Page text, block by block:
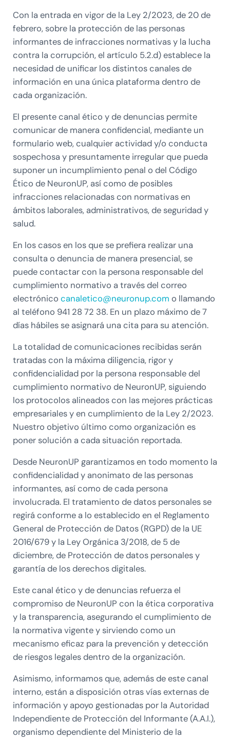
Con la entrada en vigor de la Ley 2/2023, de 20 de
febrero, sobre la protección de las personas
informantes de infracciones normativas y la lucha
contra la corrupción, el artículo 5.2.d) establece la
necesidad de unificar los distintos canales de
información en una única plataforma dentro de
cada organización.
El presente canal ético y de denuncias permite
comunicar de manera confidencial, mediante un
formulario web, cualquier actividad y/o conducta
sospechosa y presuntamente irregular que pueda
suponer un incumplimiento penal o del Código
Ético de NeuronUP, así como de posibles
infracciones relacionadas con normativas en
ámbitos laborales, administrativos, de seguridad y
salud.
En los casos en los que se prefiera realizar una
consulta o denuncia de manera presencial, se
puede contactar con la persona responsable del
cumplimiento normativo a través del correo
electrónico canaletico@neuronup.com o llamando
al teléfono 941 28 72 38. En un plazo máximo de 7
días hábiles se asignará una cita para su atención.
La totalidad de comunicaciones recibidas serán
tratadas con la máxima diligencia, rigor y
confidencialidad por la persona responsable del
cumplimiento normativo de NeuronUP, siguiendo
los protocolos alineados con las mejores prácticas
empresariales y en cumplimiento de la Ley 2/2023.
Nuestro objetivo último como organización es
poner solución a cada situación reportada.
Desde NeuronUP garantizamos en todo momento la
confidencialidad y anonimato de las personas
informantes, así como de cada persona
involucrada. El tratamiento de datos personales se
regirá conforme a lo establecido en el Reglamento
General de Protección de Datos (RGPD) de la UE
2016/679 y la Ley Orgánica 3/2018, de 5 de
diciembre, de Protección de datos personales y
garantía de los derechos digitales.
Este canal ético y de denuncias refuerza el
compromiso de NeuronUP con la ética corporativa
y la transparencia, asegurando el cumplimiento de
la normativa vigente y sirviendo como un
mecanismo eficaz para la prevención y detección
de riesgos legales dentro de la organización.
Asimismo, informamos que, además de este canal
interno, están a disposición otras vías externas de
información y apoyo gestionadas por la Autoridad
Independiente de Protección del Informante (A.A.I.),
organismo dependiente del Ministerio de la